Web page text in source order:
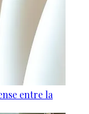
entre la